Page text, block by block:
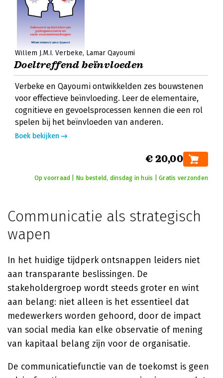
Willem J.M.I. Verbeke Lamar Qayoumi
Doeltreffend beïnvloeden
Verbeke en Qayoumi ontwikkelden zes bouwstenen
voor effectieve beïnvloeding. Leer de elementaire,
cognitieve en gevoelsprocessen kennen die een rol
spelen bij het beïnvloeden van anderen.
Boek bekijken
€ 20,00
Op voorraad | Nu besteld, dinsdag in huis | Gratis verzonden
Communicatie als strategisch
wapen
In het huidige tijdperk ontsnappen leiders niet
aan transparante beslissingen. De
stakeholdergroep wordt steeds groter en wint
aan belang: niet alleen is het essentieel dat
medewerkers worden gehoord, door de impact
van social media kan elke observatie of mening
van kapitaal belang zijn voor de organisatie.
De communicatiefunctie van de toekomst is geen